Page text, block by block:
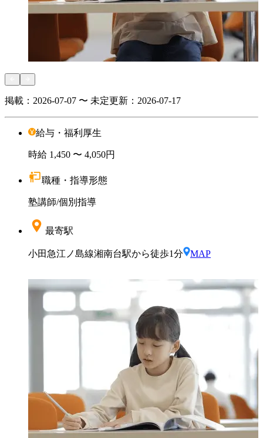
掲載： 2026-07-07 〜 未定更新： 2026-07-17
給与・福利厚生
時給 1,450 〜 4,050円
職種・指導形態
塾講師/個別指導
最寄駅
小田急江ノ島線湘南台駅から徒歩1分 MAP